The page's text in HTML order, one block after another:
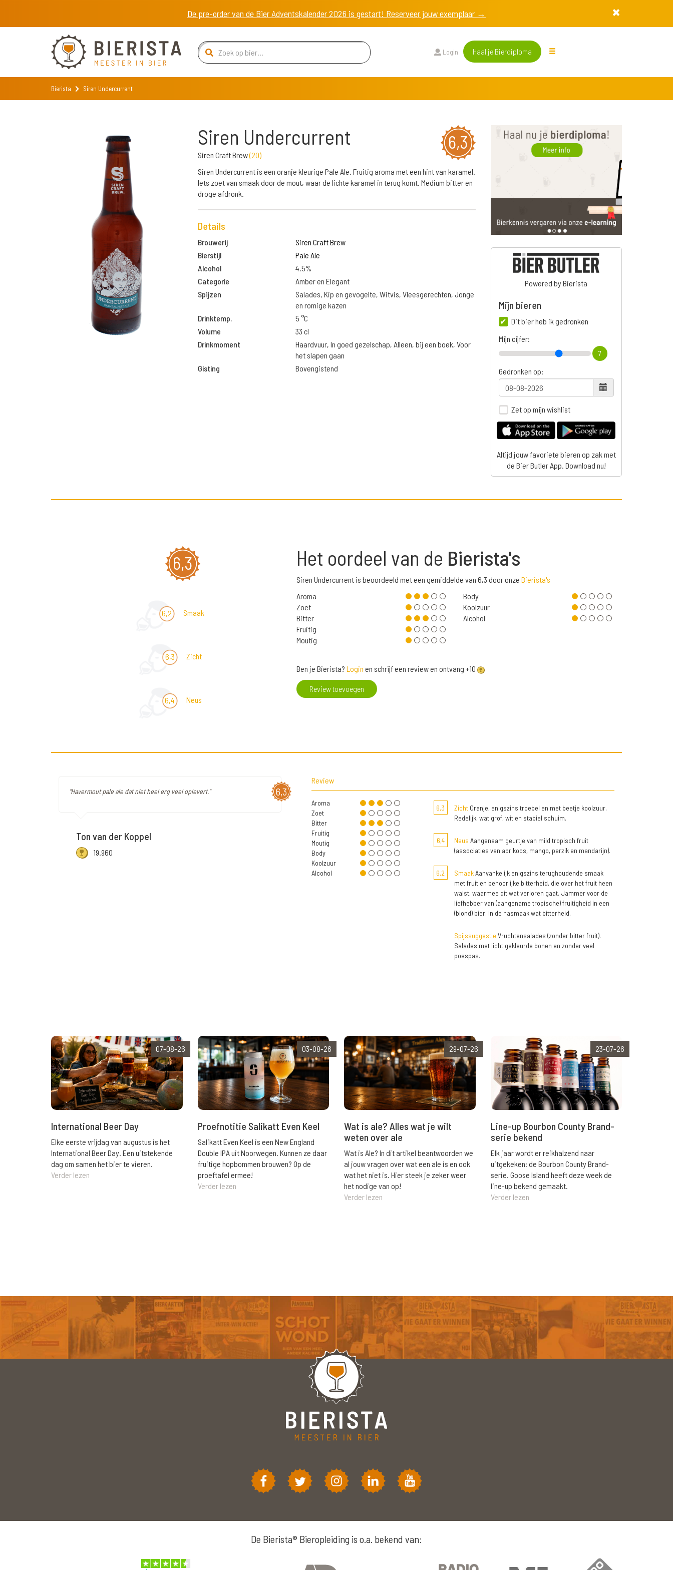
De pre-order van de Bier Adventskalender 2026 is gestart! Reserveer jouw exemplaar →
Login Haal je Bierdiploma
Bierista Siren Undercurrent
6,3
Siren Undercurrent
Siren Craft Brew(20)
Siren Undercurrent is een oranje kleurige Pale Ale. Fruitig aroma met een hint van karamel.
Iets zoet van smaak door de mout, waar de lichte karamel in terug komt. Medium bitter en
droge afdronk.
Details
Brouwerij
Siren Craft Brew
Bierstijl
Pale Ale
Alcohol
4.5%
Categorie
Amber en Elegant
Spijzen
Salades, Kip en gevogelte, Witvis, Vleesgerechten, Jonge
en romige kazen
Drinktemp.
5 °C
Volume
33 cl
Drinkmoment
Haardvuur, In goed gezelschap, Alleen, bij een boek, Voor
het slapen gaan
Gisting
Bovengistend
Powered by Bierista
Mijn bieren
Dit bier heb ik gedronken
Mijn cijfer:
7
Gedronken op:
Zet op mijn wishlist
Altijd jouw favoriete bieren op zak met
de Bier Butler App. Download nu!
6,3
6,2 Smaak
6,3 Zicht
6,4 Neus
Het oordeel van de Bierista's
Siren Undercurrent is beoordeeld met een gemiddelde van 6,3 door onze Bierista's
Aroma
Zoet
Bitter
Fruitig
Moutig
Body
Koolzuur
Alcohol
Ben je Bierista? Login en schrijf een review en ontvang +10
Review toevoegen
6,3
"Havermout pale ale dat niet heel erg veel oplevert."
Ton van der Koppel
19.960
Review
Aroma
Zoet
Bitter
Fruitig
Moutig
Body
Koolzuur
Alcohol
6,3 ZichtOranje, enigszins troebel en met beetje koolzuur.
Redelijk, wat grof, wit en stabiel schuim.
6,4 Neus Aangenaam geurtje van mild tropisch fruit
(associaties van abrikoos, mango, perzik en mandarijn).
6,2 SmaakAanvankelijk enigszins terughoudende smaak
met fruit en behoorlijke bitterheid, die over het fruit heen
walst, waarmee dit wat verloren gaat. Jammer voor de
liefhebber van (aangename tropische) fruitigheid in een
(blond) bier. In de nasmaak wat bitterheid.
Spijssuggestie Vruchtensalades (zonder bitter fruit).
Salades met licht gekleurde bonen en zonder veel
poespas.
07-08-26
International Beer Day
Elke eerste vrijdag van augustus is het
International Beer Day. Een uitstekende
dag om samen het bier te vieren.
Verder lezen
03-08-26
Proefnotitie Salikatt Even Keel
Salikatt Even Keel is een New England
Double IPA uit Noorwegen. Kunnen ze daar
fruitige hopbommen brouwen? Op de
proeftafel ermee!
Verder lezen
29-07-26
Wat is ale? Alles wat je wilt
weten over ale
Wat is Ale? In dit artikel beantwoorden we
al jouw vragen over wat een ale is en ook
wat het niet is. Hier steek je zeker weer
het nodige van op!
Verder lezen
23-07-26
Line-up Bourbon County Brand-
serie bekend
Elk jaar wordt er reikhalzend naar
uitgekeken: de Bourbon County Brand-
serie. Goose Island heeft deze week de
line-up bekend gemaakt.
Verder lezen
De Bierista® Bieropleiding is o.a. bekend van: